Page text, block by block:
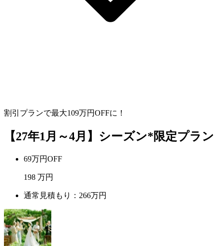
割引プランで最大109万円OFFに！
【27年1月～4月】シーズン*限定プラン
69万円OFF
198 万円
通常見積もり：266万円